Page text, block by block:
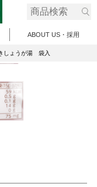
ABOUT US・採用
しょうが湯 袋入